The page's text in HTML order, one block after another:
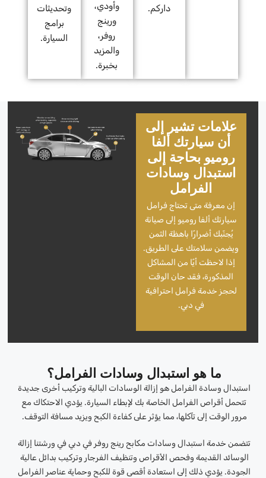
داركم.
وأودي،
ورينج
روفر،
والمزيد
بخبرة.
وتحديثات
برامج
السيارة.
علامات تشير إلى
أن سيارتك ألفا
روميو بحاجة إلى
استبدال وسادات
الفرامل
إن معرفة متى تحتاج فرامل
سيارتك ألفا روميو إلى صيانة
يُجنّبك أضرارًا باهظة الثمن
ويضمن سلامتك على الطريق.
إذا لاحظت أيًا من المشاكل
المذكورة، فقد حان الوقت
لحجز خدمة فرامل احترافية
في دبي.
ما هو استبدال وسادات الفرامل؟
استبدال وسادة الفرامل هو إزالة الوسادات البالية وتركيب أخرى جديدة
تتحمل أقراص الفرامل الخاصة بك لإبطاء السيارة. يؤدي الاحتكاك مع
مرور الوقت إلى تآكلها، مما يؤثر على كفاءة الكبح ويزيد مسافة التوقف.
تتضمن خدمة استبدال وسادات مكابح رينج روفر في دبي في ورشتنا إزالة
الوسائد القديمة وفحص الأقراص وتنظيف الفرجار وتركيب بدائل عالية
الجودة. يؤدي ذلك إلى استعادة أقصى قوة للكبح وحماية عناصر الفرامل